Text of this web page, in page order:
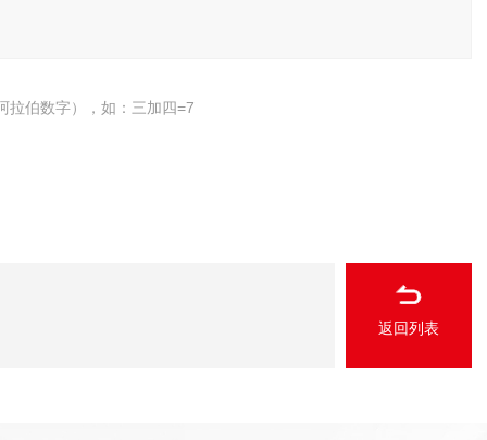
拉伯数字），如：三加四=7
返回列表